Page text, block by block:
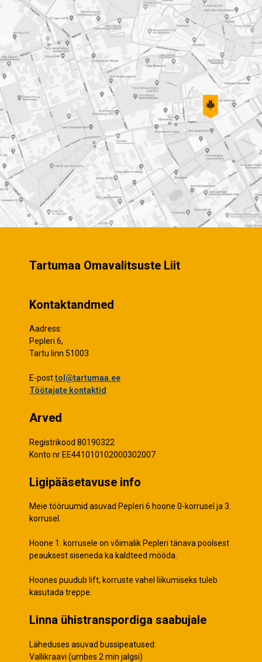
Tartumaa Omavalitsuste Liit
Kontaktandmed
Aadress:
Pepleri 6,
Tartu linn 51003
E-posttol@tartumaa.ee
Töötajate kontaktid
Arved
Registrikood 80190322
Konto nr EE441010102000302007
Ligipääsetavuse info
Meie tööruumid asuvad Pepleri 6 hoone 0-korrusel ja 3.
korrusel.
Hoone 1. korrusele on võimalik Pepleri tänava poolsest
peauksest siseneda ka kaldteed mööda.
Hoones puudub lift, korruste vahel liikumiseks tuleb
kasutada treppe.
Linna ühistranspordiga saabujale
Läheduses asuvad bussipeatused:
Vallikraavi (umbes 2 min jalgsi)